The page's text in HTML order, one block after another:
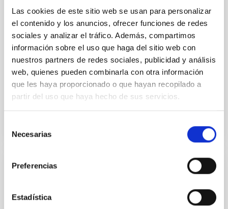
Las cookies de este sitio web se usan para personalizar
el contenido y los anuncios, ofrecer funciones de redes
sociales y analizar el tráfico. Además, compartimos
información sobre el uso que haga del sitio web con
nuestros partners de redes sociales, publicidad y análisis
web, quienes pueden combinarla con otra información
que les haya proporcionado o que hayan recopilado a
partir del uso que haya hecho de sus servicios.
Necesarias
Preferencias
Estadística
studies have revealed that the cores of these
galaxies are redder than their outskirts. However,
spectroscopy is needed to break the age-metallicity
Cheng, Chloe M. et al.
Fecha de publicación: 6 2026
An adolescent and near-resonant planetary
system near the end of photoevaporation